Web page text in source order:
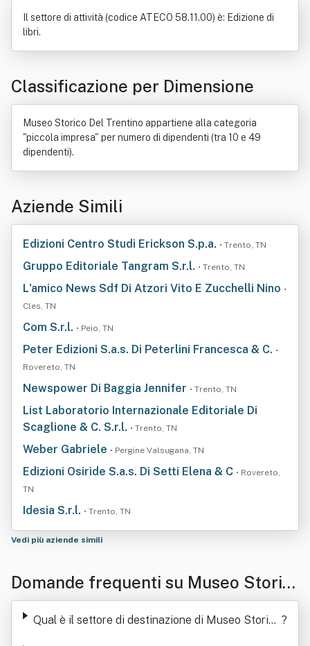
Ricerca scientifica
Mass media
Pluralismo
Rito Storiografia Territorio Trento
Il settore di attività (codice ATECO 58.11.00) è: Edizione di
libri.
Classificazione per Dimensione
Museo Storico Del Trentino appartiene alla categoria
"piccola impresa" per numero di dipendenti (tra 10 e 49
dipendenti).
Aziende Simili
Edizioni Centro Studi Erickson S.p.a. • Trento, TN
Gruppo Editoriale Tangram S.r.l. • Trento, TN
L'amico News Sdf Di Atzori Vito E Zucchelli Nino •
Cles, TN
Com S.r.l. • Peio, TN
Peter Edizioni S.a.s. Di Peterlini Francesca & C. •
Rovereto, TN
Newspower Di Baggia Jennifer • Trento, TN
List Laboratorio Internazionale Editoriale Di
Scaglione & C. S.r.l. • Trento, TN
Weber Gabriele • Pergine Valsugana, TN
Edizioni Osiride S.a.s. Di Setti Elena & C • Rovereto,
TN
Idesia S.r.l. • Trento, TN
Vedi più aziende simili
Domande frequenti su Museo Storic
o Del Trentino
Qual è il settore di destinazione di Museo Storico ?